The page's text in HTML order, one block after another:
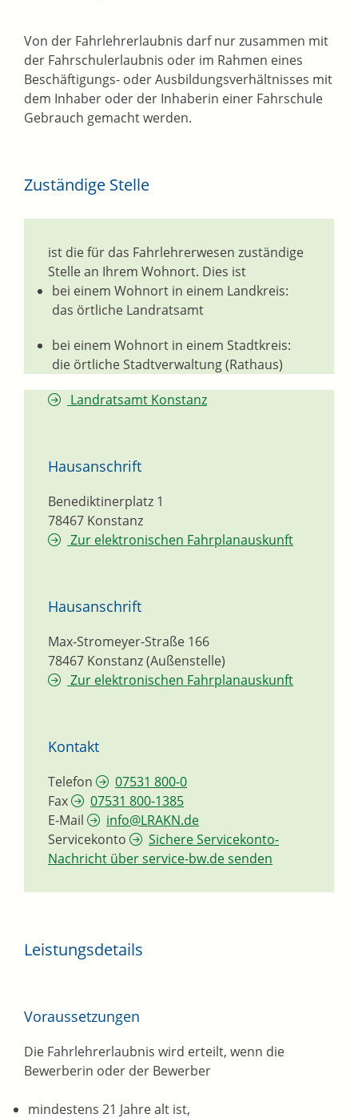
Von der Fahrlehrerlaubnis darf nur zusammen mit
der Fahrschulerlaubnis oder im Rahmen eines
Beschäftigungs- oder Ausbildungsverhältnisses mit
dem Inhaber oder der Inhaberin einer Fahrschule
Gebrauch gemacht werden.
Zuständige Stelle
ist die für das Fahrlehrerwesen zuständige
Stelle an Ihrem Wohnort. Dies ist
bei einem Wohnort in einem Landkreis:
das örtliche Landratsamt
bei einem Wohnort in einem Stadtkreis:
die örtliche Stadtverwaltung (Rathaus)
Landratsamt Konstanz
Hausanschrift
Benediktinerplatz 1
78467 Konstanz
Zur elektronischen Fahrplanauskunft
Hausanschrift
Max-Stromeyer-Straße 166
78467 Konstanz (Außenstelle)
Zur elektronischen Fahrplanauskunft
Kontakt
Telefon
07531 800-0
Fax
07531 800-1385
E-Mail
info@LRAKN.de
Servicekonto
Sichere Servicekonto-
Nachricht über service-bw.de senden
Leistungsdetails
Voraussetzungen
Die Fahrlehrerlaubnis wird erteilt, wenn die
Bewerberin oder der Bewerber
mindestens 21 Jahre alt ist,